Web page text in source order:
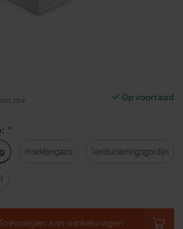
Incl. btw Op voorraad
*
Insektengaas Verduisteringsgordijn
aan winkelwagen